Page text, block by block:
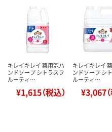
キレイキレイ 薬用泡ハ
ンドソープ シトラスフ
ルーティ…
¥1,615（税込）
キレイキレイ
ンドソープ シ
ルーティ…
¥3,067（